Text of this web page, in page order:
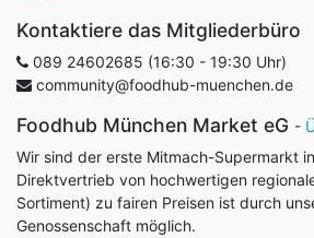
Kontaktiere das Mitgliederbüro
089 24602685 (16:30 - 19:30 Uhr)
community@foodhub-muenchen.de
Foodhub München Market eG -
Wir sind der erste Mitmach-Supermarkt
Direktvertrieb von hochwertigen
Sortiment) zu fairen Preisen ist durch
Genossenschaft möglich.